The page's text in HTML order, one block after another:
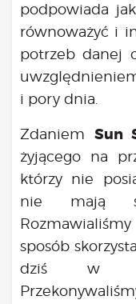
podpowiada
równoważyć i
potrzeb danej
i pory dnia.
Zdaniem Sun
żyjącego na
którzy nie
nie mają
sposób
dziś w